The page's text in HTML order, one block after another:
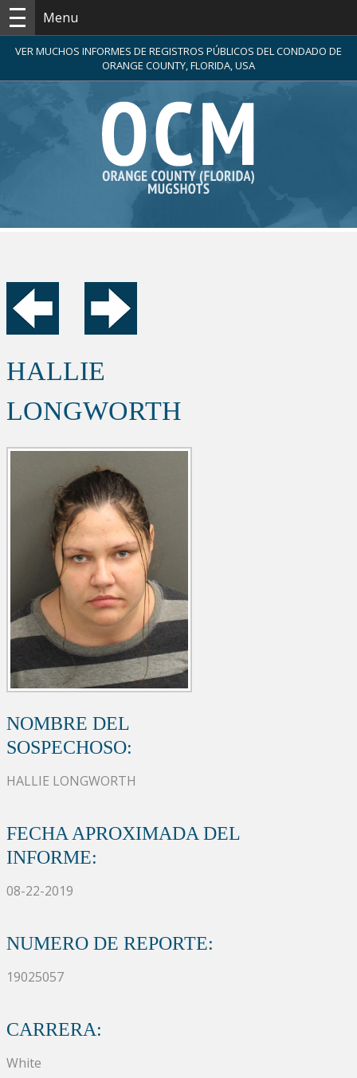
Menu
VER MUCHOS INFORMES DE REGISTROS PÚBLICOS DEL CONDADO DE
ORANGE COUNTY, FLORIDA, USA
HALLIE
LONGWORTH
NOMBRE DEL
SOSPECHOSO:
HALLIE LONGWORTH
FECHA APROXIMADA DEL
INFORME:
08-22-2019
NUMERO DE REPORTE:
19025057
CARRERA:
White